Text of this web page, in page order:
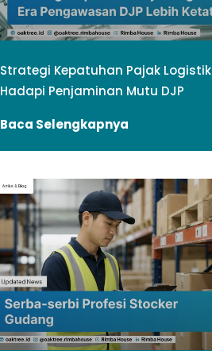
Strategi Kepatuhan Pajak Logistik
Hadapi Penjaminan Mutu DJP
Baca Selengkapnya